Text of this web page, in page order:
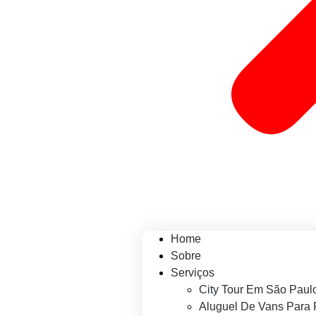
Home
Sobre
Serviços
City Tour Em São
Aluguel De Vans Para